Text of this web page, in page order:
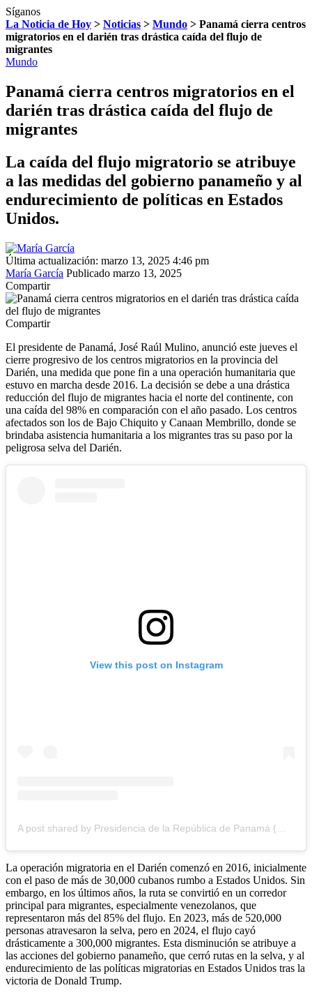
Síganos
La Noticia de Hoy > Noticias > Mundo > Panamá cierra centros
migratorios en el darién tras drástica caída del flujo de
migrantes
Mundo
Panamá cierra centros migratorios en el
darién tras drástica caída del flujo de
migrantes
La caída del flujo migratorio se atribuye
a las medidas del gobierno panameño y al
endurecimiento de políticas en Estados
Unidos.
Última actualización: marzo 13, 2025 4:46 pm
María García Publicado marzo 13, 2025
Compartir
Compartir
El presidente de Panamá, José Raúl Mulino, anunció este jueves el
cierre progresivo de los centros migratorios en la provincia del
Darién, una medida que pone fin a una operación humanitaria que
estuvo en marcha desde 2016. La decisión se debe a una drástica
reducción del flujo de migrantes hacia el norte del continente, con
una caída del 98% en comparación con el año pasado. Los centros
afectados son los de Bajo Chiquito y Canaan Membrillo, donde se
brindaba asistencia humanitaria a los migrantes tras su paso por la
peligrosa selva del Darién.
View this post on Instagram
La operación migratoria en el Darién comenzó en 2016, inicialmente
con el paso de más de 30,000 cubanos rumbo a Estados Unidos. Sin
embargo, en los últimos años, la ruta se convirtió en un corredor
principal para migrantes, especialmente venezolanos, que
representaron más del 85% del flujo. En 2023, más de 520,000
personas atravesaron la selva, pero en 2024, el flujo cayó
drásticamente a 300,000 migrantes. Esta disminución se atribuye a
las acciones del gobierno panameño, que cerró rutas en la selva, y al
endurecimiento de las políticas migratorias en Estados Unidos tras la
victoria de Donald Trump.